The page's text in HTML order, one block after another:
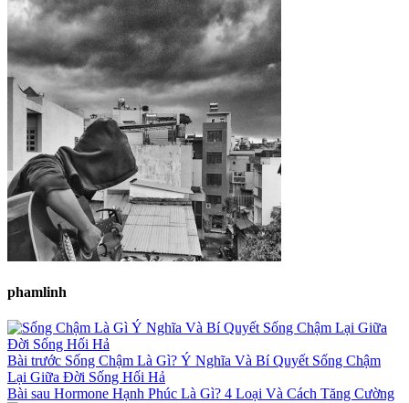
phamlinh
Bài trước Sống Chậm Là Gì? Ý Nghĩa Và Bí Quyết Sống Chậm
Lại Giữa Đời Sống Hối Hả
Bài sau Hormone Hạnh Phúc Là Gì? 4 Loại Và Cách Tăng Cường